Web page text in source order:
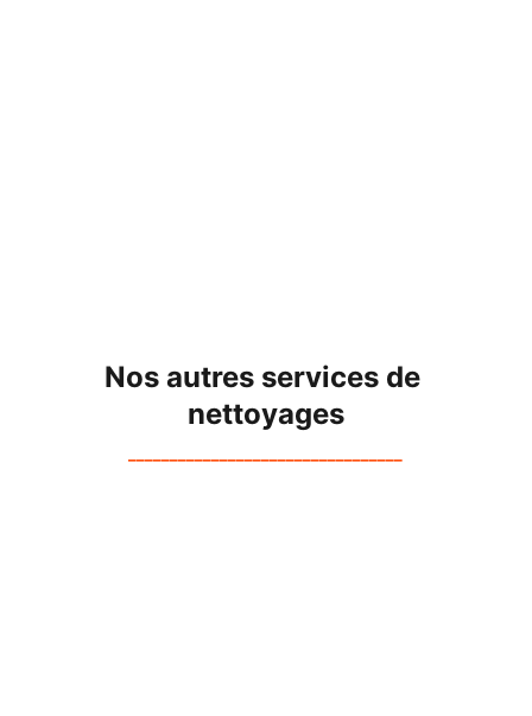
Nos autres services de
nettoyages